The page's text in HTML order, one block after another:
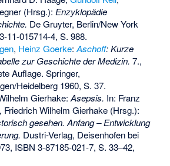
(Hrsg.): Enzyklopädie
De Gruyter, Berlin/New York
11-015714-4, S. 988.
, Heinz Goerke:Aschoff: Kurze
zur Geschichte der Medizin. 7.,
Auflage. Springer,
Heidelberg 1960, S. 37.
Gierhake:Asepsis. In: Franz
Friedrich Wilhelm Gierhake (Hrsg.):
gesehen. Anfang – Entwicklung
Dustri-Verlag, Deisenhofen bei
ISBN 3-87185-021-7, S. 33–42,